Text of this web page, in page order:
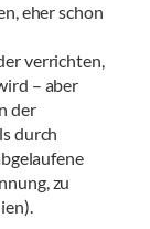
eher schon
verrichten,
– aber
der
durch
zu